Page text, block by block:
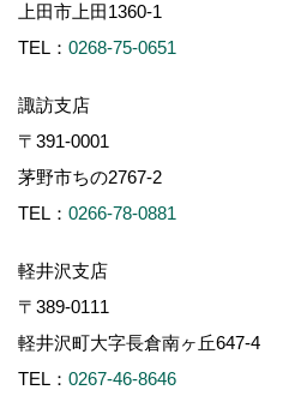
上田市上田1360-1
TEL： 0268-75-0651
諏訪支店
〒391-0001
茅野市ちの2767-2
TEL： 0266-78-0881
軽井沢支店
〒389-0111
軽井沢町大字長倉南ヶ丘647-4
TEL： 0267-46-8646